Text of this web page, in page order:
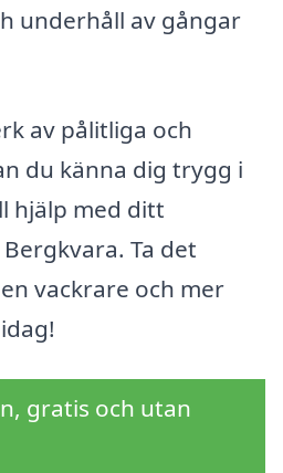
underhåll av gångar
av pålitliga och
du känna dig trygg i
hjälp med ditt
Ta det
vackrare och mer
gratis och utan